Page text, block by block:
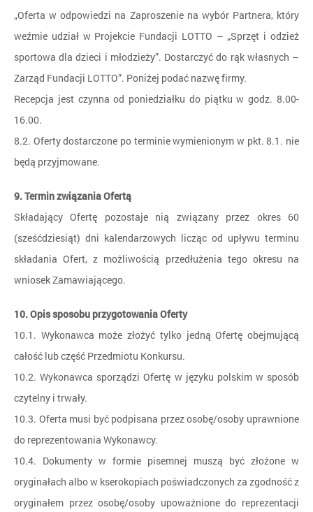
„Oferta w odpowiedzi na Zaproszenie na wybór Partnera, który
weźmie udział w Projekcie Fundacji LOTTO – „Sprzęt i odzież
sportowa dla dzieci i młodzieży”. Dostarczyć do rąk własnych –
Zarząd Fundacji LOTTO”. Poniżej podać nazwę firmy.
Recepcja jest czynna od poniedziałku do piątku w godz. 8.00-
16.00.
8.2. Oferty dostarczone po terminie wymienionym w pkt. 8.1. nie
będą przyjmowane.
9. Termin związania Ofertą
Składający Ofertę pozostaje nią związany przez okres 60
(sześćdziesiąt) dni kalendarzowych licząc od upływu terminu
składania Ofert, z możliwością przedłużenia tego okresu na
wniosek Zamawiającego.
10. Opis sposobu przygotowania Oferty
10.1. Wykonawca może złożyć tylko jedną Ofertę obejmującą
całość lub część Przedmiotu Konkursu.
10.2. Wykonawca sporządzi Ofertę w języku polskim w sposób
czytelny i trwały.
10.3. Oferta musi być podpisana przez osobę/osoby uprawnione
do reprezentowania Wykonawcy.
10.4. Dokumenty w formie pisemnej muszą być złożone w
oryginałach albo w kserokopiach poświadczonych za zgodność z
oryginałem przez osobę/osoby upoważnione do reprezentacji